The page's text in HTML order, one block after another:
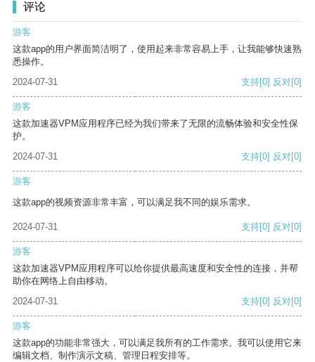
评论
游客
这款app的用户界面简洁明了，使用起来非常容易上手，让我能够快速熟
悉操作。
2024-07-31
支持[0] 反对[0]
游客
这款加速器VPM应用程序已经为我们带来了无限的流畅体验和安全性保
护。
2024-07-31
支持[0] 反对[0]
游客
这款app的视频资源非常丰富，可以满足我不同的娱乐需求。
2024-07-31 支持[0] 反对[0]
游客
这款加速器VPM应用程序可以给你提供最高速度和安全性的连接，并帮
助你在网络上自由移动。
2024-07-31
支持[0] 反对[0]
游客
这款app的功能非常强大，可以满足我所有的工作需求。我可以使用它来
编辑文档、制作演示文稿、管理日程安排等。